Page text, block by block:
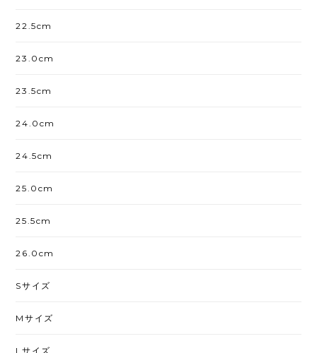
22.5cm
23.0cm
23.5cm
24.0cm
24.5cm
25.0cm
25.5cm
26.0cm
Sサイズ
Mサイズ
Lサイズ